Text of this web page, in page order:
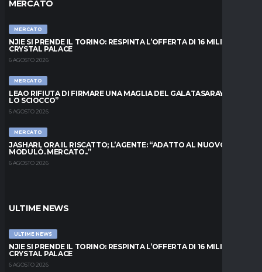
MERCATO
MERCATO
NJIE SI PRENDE IL TORINO: RESPINTA L’OFFERTA DI 16 MILIONI DAL
CRYSTAL PALACE
6 AGOSTO 2026
MERCATO
LEAO RIFIUTA DI FIRMARE UNA MAGLIA DEL GALATASARAY: “FAI
LO SCIOCCO”
6 AGOSTO 2026
MERCATO
JASHARI, ORA IL RISCATTO; L’AGENTE: “ADATTO AL NUOVO
MODULO. MERCATO..”
6 AGOSTO 2026
ULTIME NEWS
ULTIME NEWS
NJIE SI PRENDE IL TORINO: RESPINTA L’OFFERTA DI 16 MILIONI DAL
CRYSTAL PALACE
6 AGOSTO 2026